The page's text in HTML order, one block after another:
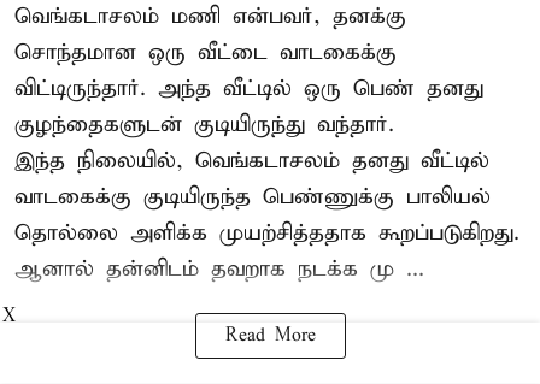
வெங்கடாசலம் மணி என்பவர், தனக்கு
சொந்தமான ஒரு வீட்டை வாடகைக்கு
விட்டிருந்தார். அந்த வீட்டில் ஒரு பெண் தனது
குழந்தைகளுடன் குடியிருந்து வந்தார்.
இந்த நிலையில், வெங்கடாசலம் தனது வீட்டில்
வாடகைக்கு குடியிருந்த பெண்ணுக்கு பாலியல்
தொல்லை அளிக்க முயற்சித்ததாக கூறப்படுகிறது.
ஆனால் தன்னிடம் தவறாக நடக்க மு ...
Read More
X